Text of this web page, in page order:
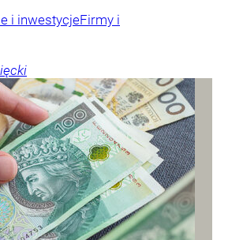
i inwestycjeFirmy i